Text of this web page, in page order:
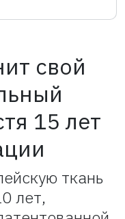
свой
15 лет
ткань
лет,